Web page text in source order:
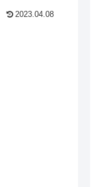
2023.04.08